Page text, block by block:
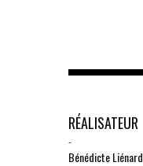
RÉALISATEUR
-
Bénédicte Liénard